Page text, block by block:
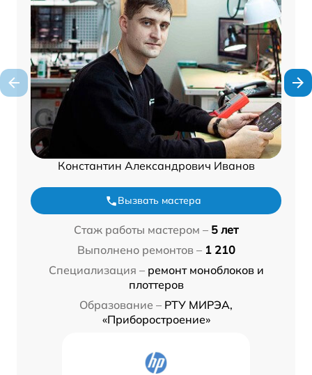
Константин Александрович Иванов
Вызвать мастера
Стаж работы мастером – 5 лет
Выполнено ремонтов – 1 210
Специализация – ремонт моноблоков и
плоттеров
Образование – РТУ МИРЭА,
«Приборостроение»